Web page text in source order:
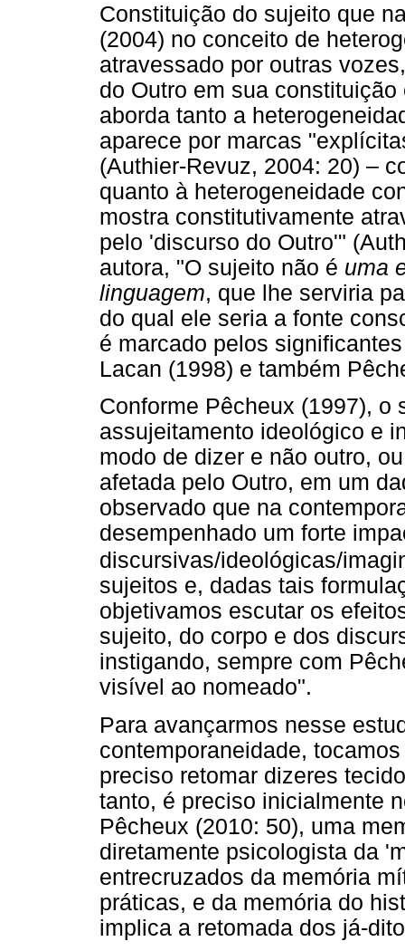
Constituição do sujeito que
(2004) no conceito de
atravessado por outras
do Outro em sua
aborda tanto a
aparece por marcas
(Authier-Revuz, 2004: 20) –
quanto à heterogeneidade
mostra constitutivamente
pelo 'discurso do Outro'"
autora, "O sujeito não é uma
linguagem, que lhe serviria
do qual ele seria a fonte
é marcado pelos
Lacan (1998) e também
Conforme Pêcheux (1997), o
assujeitamento ideológico e
modo de dizer e não outro,
afetada pelo Outro, em um
observado que na
desempenhado um forte
discursivas/ideológicas/
sujeitos e, dadas tais
objetivamos escutar os
sujeito, do corpo e dos
instigando, sempre com
visível ao nomeado".
Para avançarmos nesse
contemporaneidade,
preciso retomar dizeres
tanto, é preciso inicialmente
Pêcheux (2010: 50), uma
diretamente psicologista da
entrecruzados da memória
práticas, e da memória do
implica a retomada dos já-